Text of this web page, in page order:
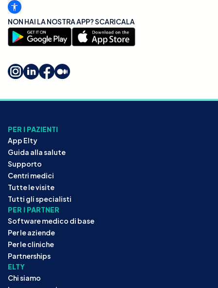
NON HAI LA NOSTRA APP? SCARICALA
PER I PAZIENTI
App Elty
Guida alla salute
Supporto
Centri medici
Tutte le visite
Tutti gli specialisti
PER I PARTNER
Software medico di base
Per le aziende
Per le cliniche
Partnerships
ELTY
Chi siamo